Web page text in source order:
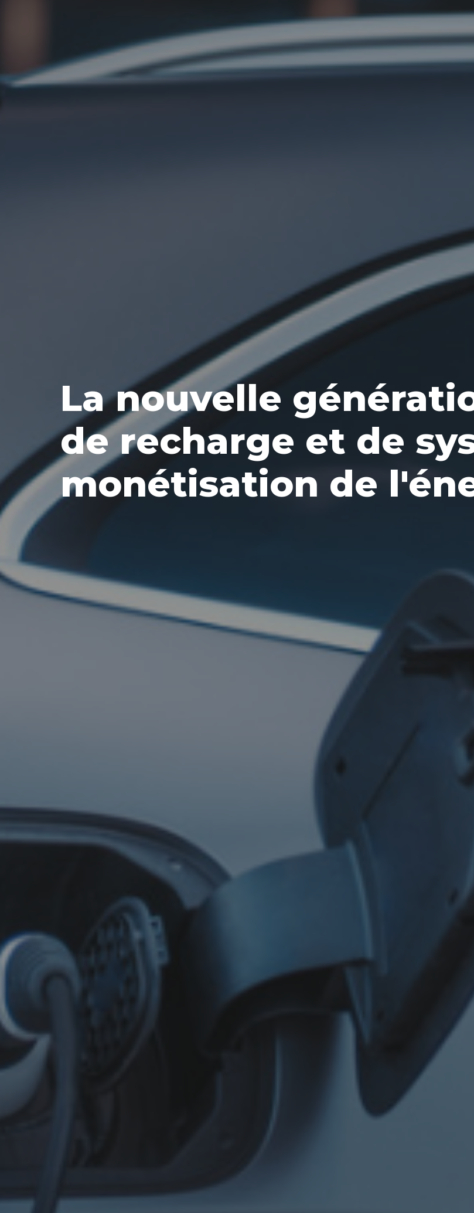
La nouvelle
de recharge et de
monétisation de